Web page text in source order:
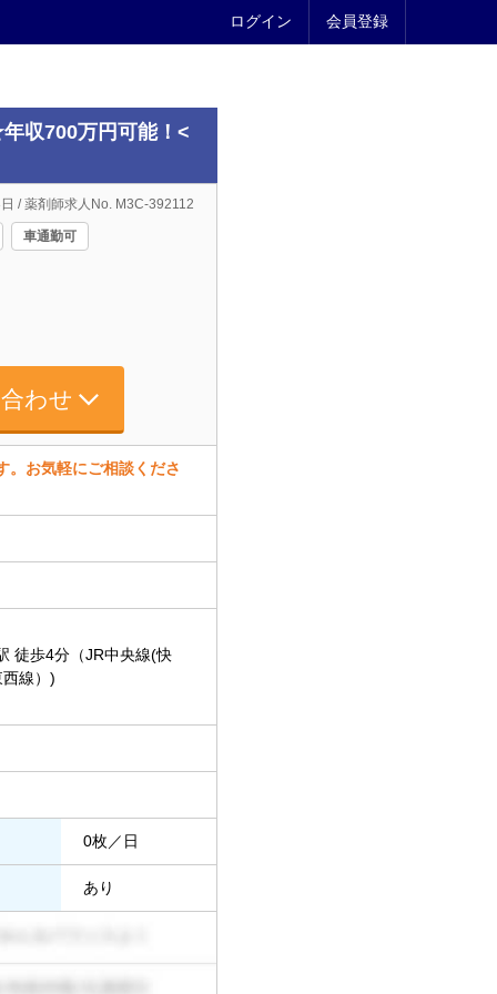
ログイン 会員登録
収700万円可能！<
/ 薬剤師求人No. M3C-392112
車通勤可
わせ
お気軽にご相談くださ
徒歩4分（JR中央線(快
線）)
0枚／日
あり